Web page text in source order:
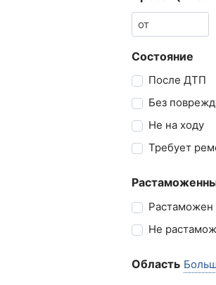
Состояние
После ДТП
Без
Не на ходу
Требует
Растаможен
Не
Область